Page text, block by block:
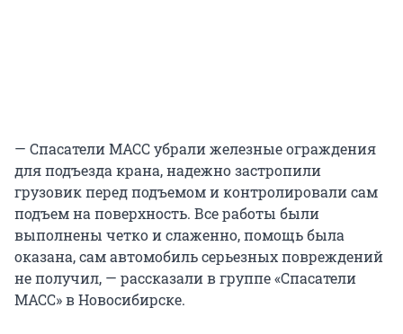
— Спасатели МАСС убрали железные ограждения
для подъезда крана, надежно застропили
грузовик перед подъемом и контролировали сам
подъем на поверхность. Все работы были
выполнены четко и слаженно, помощь была
оказана, сам автомобиль серьезных повреждений
не получил, — рассказали в группе «Спасатели
МАСС» в Новосибирске.